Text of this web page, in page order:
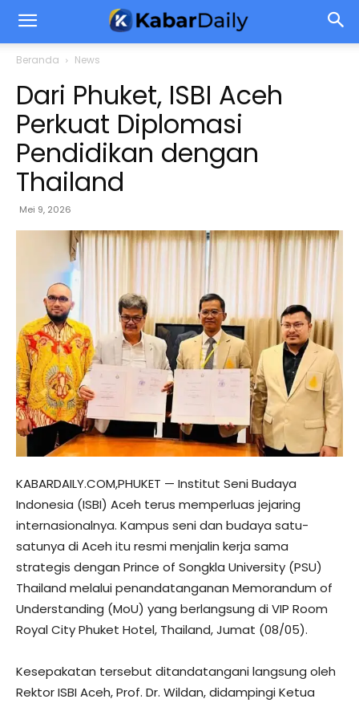
Beranda News
Dari Phuket, ISBI Aceh
Perkuat Diplomasi
Pendidikan dengan
Thailand
Mei 9, 2026
KABARDAILY.COM,PHUKET — Institut Seni Budaya
Indonesia (ISBI) Aceh terus memperluas jejaring
internasionalnya. Kampus seni dan budaya satu-
satunya di Aceh itu resmi menjalin kerja sama
strategis dengan Prince of Songkla University (PSU)
Thailand melalui penandatanganan Memorandum of
Understanding (MoU) yang berlangsung di VIP Room
Royal City Phuket Hotel, Thailand, Jumat (08/05).
Kesepakatan tersebut ditandatangani langsung oleh
Rektor ISBI Aceh, Prof. Dr. Wildan, didampingi Ketua